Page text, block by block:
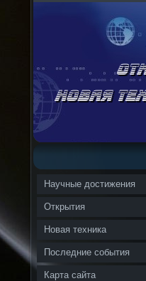
Научные достижения
Открытия
Новая техника
Последние события
Карта сайта